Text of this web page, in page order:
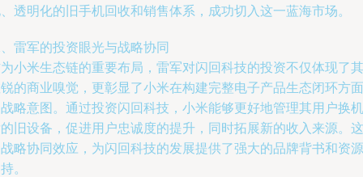
透明化的旧手机回收和销售体系，成功切入这一蓝海市场。
雷军的投资眼光与战略协同
小米生态链的重要布局，雷军对闪回科技的投资不仅体现了其
的商业嗅觉，更彰显了小米在构建完整电子产品生态闭环方面
略意图。通过投资闪回科技，小米能够更好地管理其用户换机
旧设备，促进用户忠诚度的提升，同时拓展新的收入来源。这
略协同效应，为闪回科技的发展提供了强大的品牌背书和资源
。